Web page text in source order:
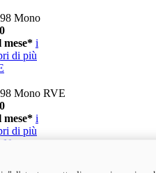
Mono
mese* i
di più
Mono RVE
mese* i
di più
Mono Nera